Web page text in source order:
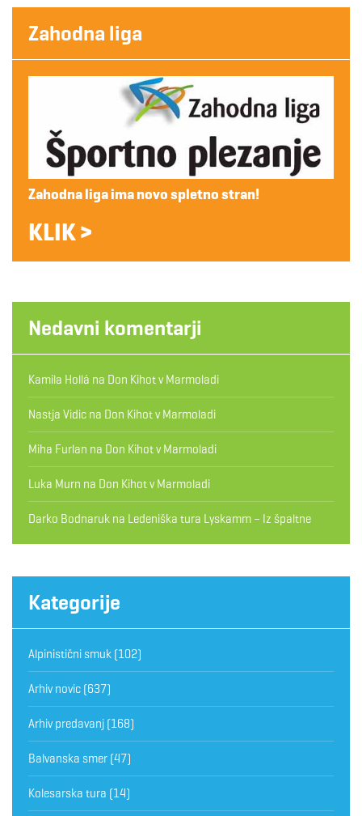
Zahodna liga
Zahodna liga ima novo spletno stran!
KLIK >
Nedavni komentarji
Kamila Hollá na Don Kihot v Marmoladi
Nastja Vidic na Don Kihot v Marmoladi
Miha Furlan na Don Kihot v Marmoladi
Luka Murn na Don Kihot v Marmoladi
Darko Bodnaruk na Ledeniška tura Lyskamm – Iz špaltne
Kategorije
Alpinistični smuk (102)
Arhiv novic (637)
Arhiv predavanj (168)
Balvanska smer (47)
Kolesarska tura (14)